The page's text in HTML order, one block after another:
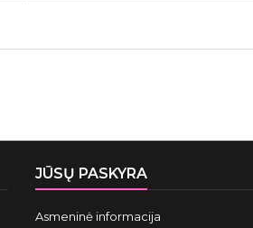
JŪSŲ PASKYRA
Asmeninė informacija